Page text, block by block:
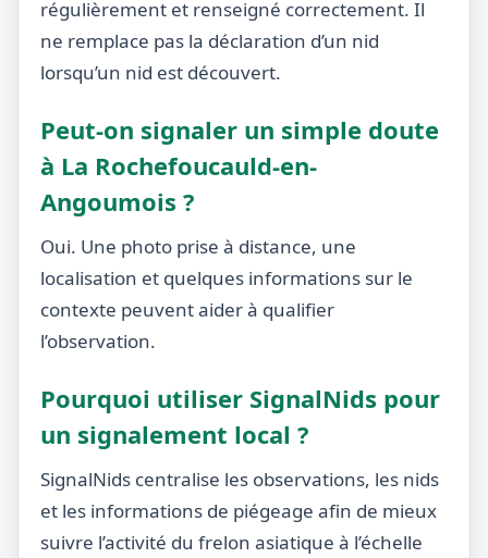
régulièrement et renseigné correctement. Il
ne remplace pas la déclaration d’un nid
lorsqu’un nid est découvert.
Peut-on signaler un simple doute
à La Rochefoucauld-en-
Angoumois ?
Oui. Une photo prise à distance, une
localisation et quelques informations sur le
contexte peuvent aider à qualifier
l’observation.
Pourquoi utiliser SignalNids pour
un signalement local ?
SignalNids centralise les observations, les nids
et les informations de piégeage afin de mieux
suivre l’activité du frelon asiatique à l’échelle